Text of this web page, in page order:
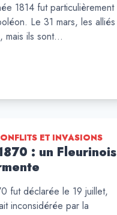
1814 fut particulièrement
Le 31 mars, les alliés
mais ils sont…
ET INVASIONS
: un Fleurinois
fut déclarée le 19 juillet,
inconsidérée par la